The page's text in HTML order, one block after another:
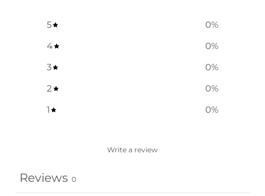
5 0%
4
0%
3
0%
2
0%
1
0%
Write a review
Reviews 0